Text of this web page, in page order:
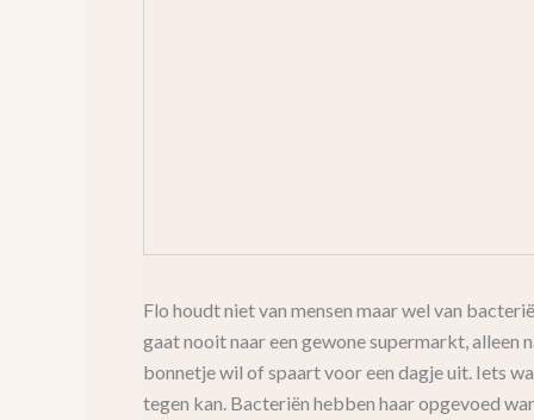
Flo houdt niet van mensen maar wel van
gaat nooit naar een gewone supermarkt, alleen
bonnetje wil of spaart voor een dagje uit. Iets
tegen kan. Bacteriën hebben haar opgevoed